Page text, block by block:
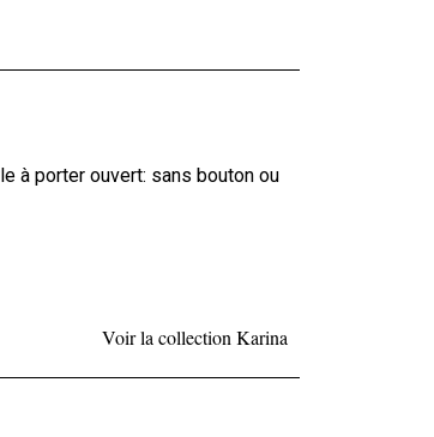
à porter ouvert: sans bouton ou
Voir la collection Karina